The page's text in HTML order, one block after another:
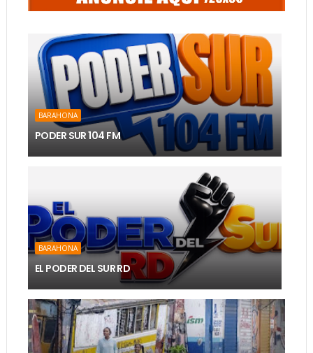
BARAHONA
PODER SUR 104 FM
BARAHONA
EL PODER DEL SUR RD